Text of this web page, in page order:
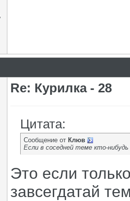
Re: Курилка - 28
Цитата:
Сообщение от Клюв
Если в соседней теме кто-
Это если
завсегдатай